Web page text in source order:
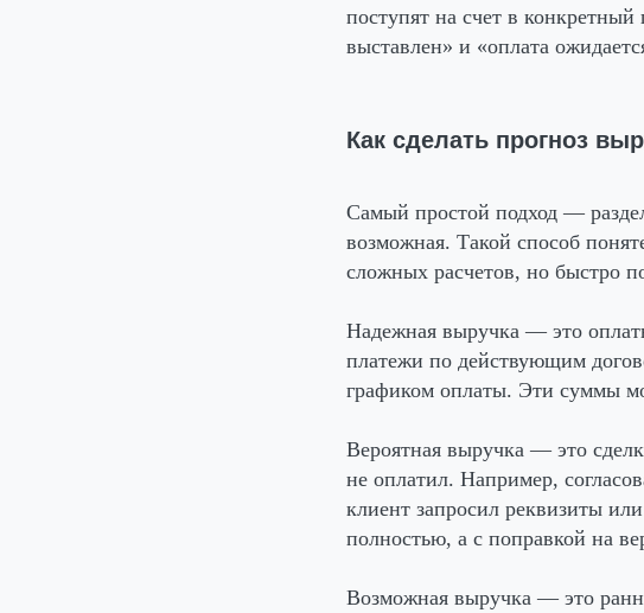
поступят на счет в конкретный
выставлен» и «оплата
Как сделать прогноз
Самый простой подход —
возможная. Такой способ
сложных расчетов, но быстро
Надежная выручка — это
платежи по действующим
графиком оплаты. Эти суммы
Вероятная выручка — это
не оплатил. Например,
клиент запросил реквизиты
полностью, а с поправкой на
Возможная выручка — это